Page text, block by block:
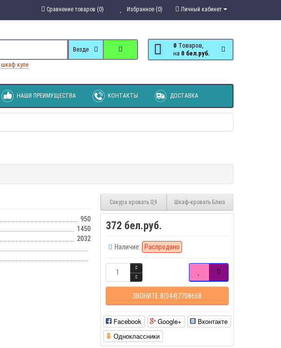
Личный кабинет
Избранное (0)
Сравнение товаров (0)
0 Tоваров,
на
0 бел.руб.
Везде
шкаф купе
НАШИ ПРЕИМУЩЕСТВА КОНТАКТЫ ДОСТАВКА
950
1450
2032
Сакура кровать 0,9 Шкаф-кровать Блюз
372 бел.руб.
Наличие: Распродано
ЗВОНИТЕ 8(044)7708668
Facebook Google+
Вконтакте
Одноклассники